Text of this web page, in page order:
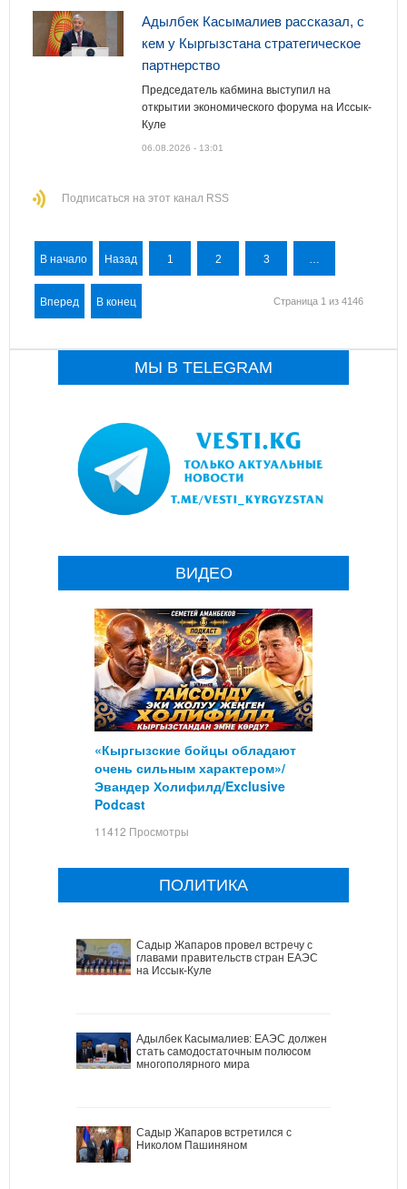
Адылбек Касымалиев рассказал, с
кем у Кыргызстана стратегическое
партнерство
Председатель кабмина выступил на
открытии экономического форума на Иссык-
Куле
06.08.2026 - 13:01
Подписаться на этот канал RSS
В начало Назад 1 2 3
Вперед В конец Страница 1 из 4146
МЫ В TELEGRAM
ВИДЕО
«Кыргызские бойцы обладают
очень сильным характером»/
Эвандер Холифилд/Exclusive
Podcast
11412 Просмотры
ПОЛИТИКА
Садыр Жапаров провел встречу с
главами правительств стран ЕАЭС
на Иссык-Куле
Адылбек Касымалиев: ЕАЭС должен
стать самодостаточным полюсом
многополярного мира
Садыр Жапаров встретился с
Николом Пашиняном